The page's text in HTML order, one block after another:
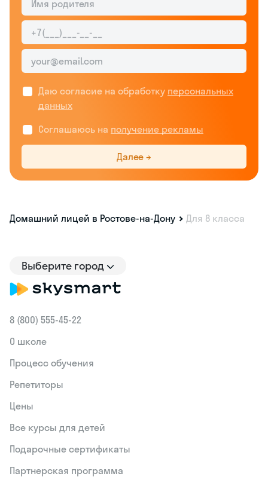
Даю согласие на обработку персональных
данных
Соглашаюсь на получение рекламы
Далее →
Домашний лицей в Ростове-на-Дону Для 8 класса
Выберите город
8 (800) 555‑45-22
О школе
Процесс обучения
Репетиторы
Цены
Все курсы для детей
Подарочные сертификаты
Партнерская программа